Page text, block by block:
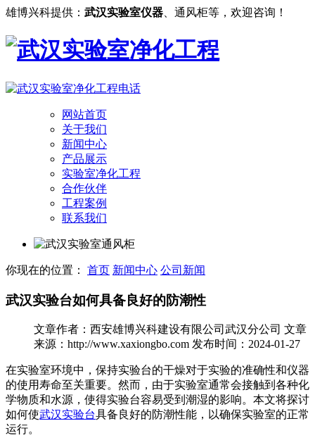
雄博兴科提供： 武汉实验室仪器 、通风柜等，欢迎咨询！
网站首页
关于我们
新闻中心
产品展示
实验室净化工程
合作伙伴
工程案例
联系我们
你现在的位置： 首页 新闻中心 公司新闻
武汉实验台如何具备良好的防潮性
文章作者：西安雄博兴科建设有限公司武汉分公司 文章
来源：http://www.xaxiongbo.com 发布时间：2024-01-27
在实验室环境中，保持实验台的干燥对于实验的准确性和仪器
的使用寿命至关重要。然而，由于实验室通常会接触到各种化
学物质和水源，使得实验台容易受到潮湿的影响。本文将探讨
如何使武汉实验台具备良好的防潮性能，以确保实验室的正常
运行。